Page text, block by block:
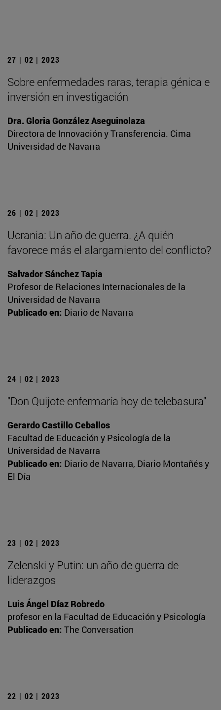
27 | 02 | 2023
Sobre enfermedades raras, terapia génica e
inversión en investigación
Dra. Gloria González Aseguinolaza
Directora de Innovación y Transferencia. Cima
Universidad de Navarra
26 | 02 | 2023
Ucrania: Un año de guerra. ¿A quién
favorece más el alargamiento del conflicto?
Salvador Sánchez Tapia
Profesor de Relaciones Internacionales de la
Universidad de Navarra
Publicado en: Diario de Navarra
24 | 02 | 2023
"Don Quijote enfermaría hoy de telebasura"
Gerardo Castillo Ceballos
Facultad de Educación y Psicología de la
Universidad de Navarra
Publicado en: Diario de Navarra, Diario Montañés y
El Día
23 | 02 | 2023
Zelenski y Putin: un año de guerra de
liderazgos
Luis Ángel Díaz Robredo
profesor en la Facultad de Educación y Psicología
Publicado en: The Conversation
22 | 02 | 2023